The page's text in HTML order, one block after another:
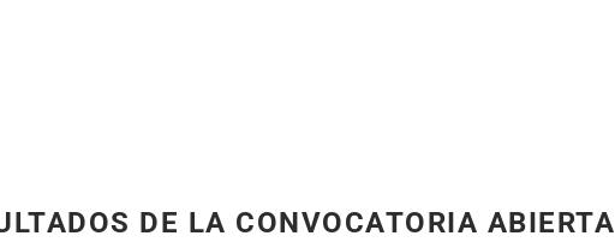
DE LA CONVOCATORIA ABIERTA